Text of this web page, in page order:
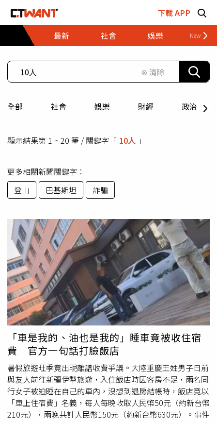
下載 APP
最新
社會 娛樂 財經
⊗ 清除
全部 社會 娛樂 財經 政治
顯示結果第 1 ~ 20 筆 / 關鍵字「 10人 」
更多相關新聞關鍵字：
登山
巴基斯坦 詐騙
「車是我的、油也是我的」睡車竟被收住宿
費 官方一句話打臉飯店
暑假旅遊旺季竟出現離譜收費爭議。大陸重慶王姓男子日前
與友人前往新疆伊犁旅遊，入住飯店時因客房不足，兩名同
行女子被迫睡在自己的車內，沒想到退房結帳時，飯店竟以
「車上住宿費」名義，每人每晚收取人民幣50元（約新台幣
210元），兩晚共計人民幣150元（約新台幣630元）。事件